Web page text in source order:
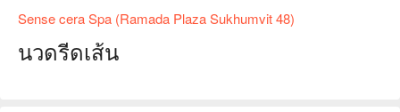
Sense cera Spa (Ramada Plaza Sukhumvit 48)
นวดรีดเส้น